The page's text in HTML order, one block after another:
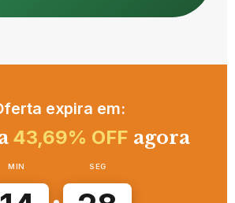
expira em:
43,69% OFF agora
MIN SEG